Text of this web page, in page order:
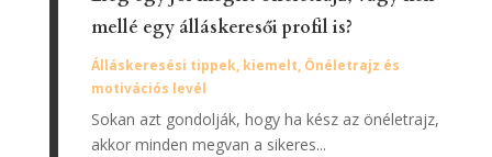
mellé egy álláskeresői profil is?
Álláskeresési tippek, kiemelt, Önéletrajz és
motivációs levél
Sokan azt gondolják, hogy ha kész az önéletrajz,
akkor minden megvan a sikeres...